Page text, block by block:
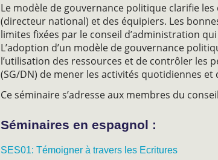
Le modèle de gouvernance politique clarifie
(directeur national) et des équipiers. Les
limites fixées par le conseil d’administration
L’adoption d’un modèle de gouvernance
l’utilisation des ressources et de contrôler
(SG/DN) de mener les activités quotidiennes
Ce séminaire s’adresse aux membres du
Séminaires en espagnol :
SES01: Témoigner à travers les Ecritures